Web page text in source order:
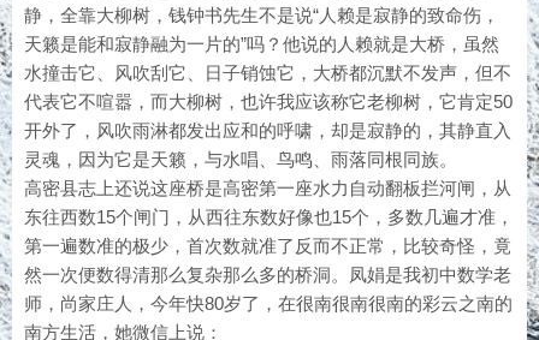
静，全靠大柳树，钱钟书先生不是说“人赖是寂静的致命伤，
天籁是能和寂静融为一片的”吗？他说的人赖就是大桥，虽然
水撞击它、风吹刮它、日子销蚀它，大桥都沉默不发声，但不
代表它不喧嚣，而大柳树，也许我应该称它老柳树，它肯定50
开外了，风吹雨淋都发出应和的呼啸，却是寂静的，其静直入
灵魂，因为它是天籁，与水唱、鸟鸣、雨落同根同族。
高密县志上还说这座桥是高密第一座水力自动翻板拦河闸，从
东往西数15个闸门，从西往东数好像也15个，多数几遍才准，
第一遍数准的极少，首次数就准了反而不正常，比较奇怪，竟
然一次便数得清那么复杂那么多的桥洞。凤娟是我初中数学老
师，尚家庄人，今年快80岁了，在很南很南很南的彩云之南的
南方生活，她微信上说：